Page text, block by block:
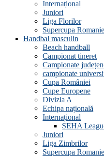
Internațional
Juniori
Liga Florilor
Supercupa
Handbal masculin
Beach handball
Campionat tineret
Campionate
campionate
Cupa României
Cupe Europene
Divizia A
Echipa națională
Internațional
SEHA
Juniori
Liga Zimbrilor
Supercupa